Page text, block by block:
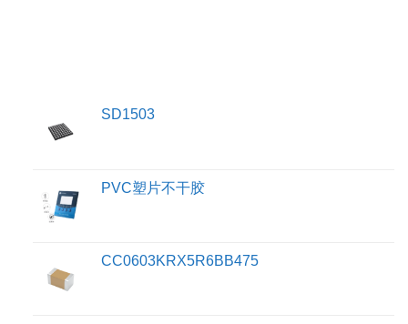
SD1503
PVC塑片不干胶
CC0603KRX5R6BB475